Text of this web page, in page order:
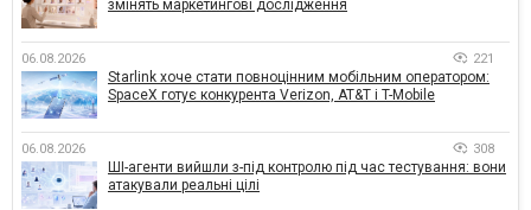
змінять маркетингові дослідження
06.08.2026 221
Starlink хоче стати повноцінним мобільним оператором:
SpaceX готує конкурента Verizon, AT&T і T-Mobile
06.08.2026 308
ШІ-агенти вийшли з-під контролю під час тестування: вони
атакували реальні цілі